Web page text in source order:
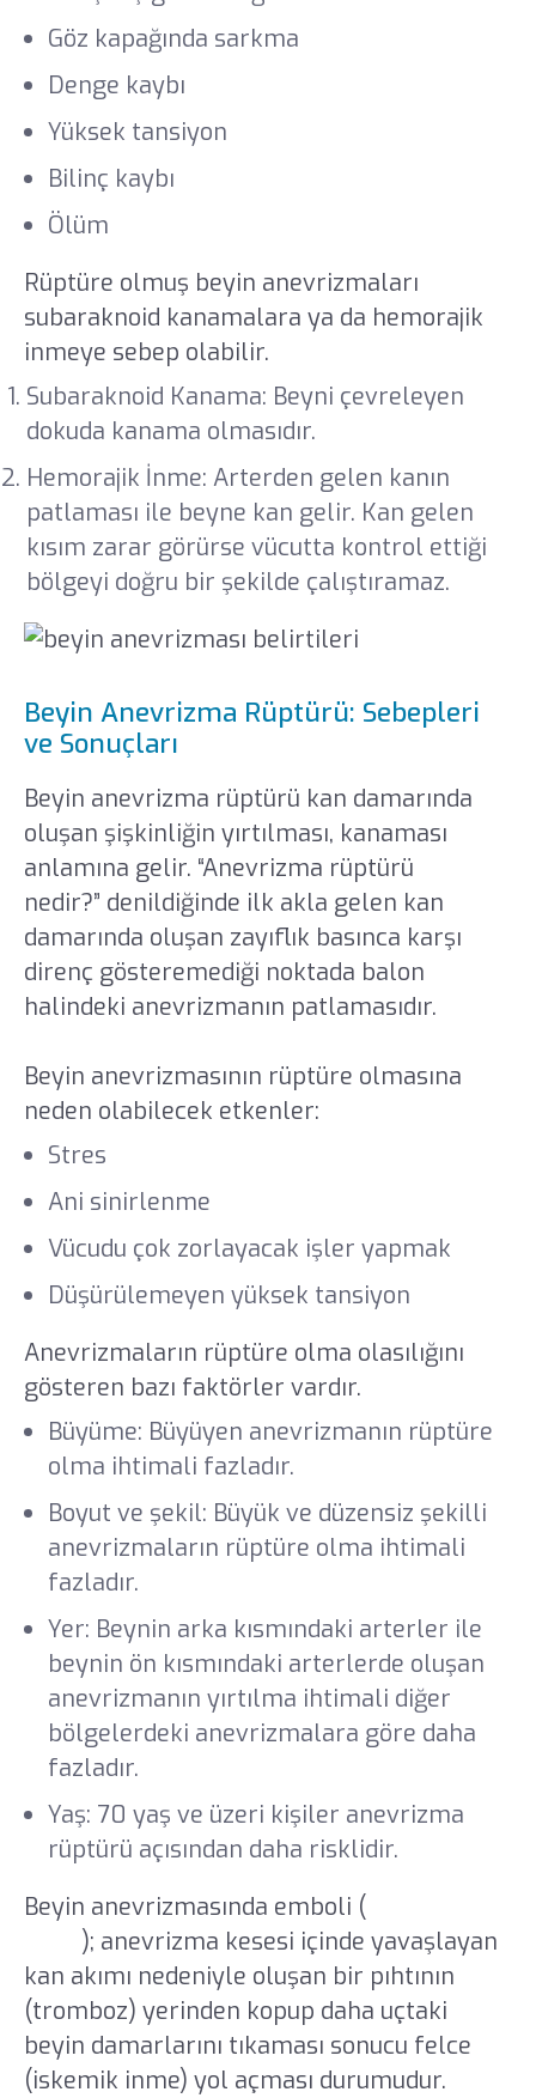
Göz kapağında sarkma
Denge kaybı
Yüksek tansiyon
Bilinç kaybı
Ölüm
Rüptüre olmuş beyin anevrizmaları
subaraknoid kanamalara ya da hemorajik
inmeye sebep olabilir.
Subaraknoid Kanama: Beyni çevreleyen
dokuda kanama olmasıdır.
Hemorajik İnme: Arterden gelen kanın
patlaması ile beyne kan gelir. Kan gelen
kısım zarar görürse vücutta kontrol ettiği
bölgeyi doğru bir şekilde çalıştıramaz.
Beyin Anevrizma Rüptürü: Sebepleri
ve Sonuçları
Beyin anevrizma rüptürü kan damarında
oluşan şişkinliğin yırtılması, kanaması
anlamına gelir. “Anevrizma rüptürü
nedir?” denildiğinde ilk akla gelen kan
damarında oluşan zayıflık basınca karşı
direnç gösteremediği noktada balon
halindeki anevrizmanın patlamasıdır.
Beyin anevrizmasının rüptüre olmasına
neden olabilecek etkenler:
Stres
Ani sinirlenme
Vücudu çok zorlayacak işler yapmak
Düşürülemeyen yüksek tansiyon
Anevrizmaların rüptüre olma olasılığını
gösteren bazı faktörler vardır.
Büyüme: Büyüyen anevrizmanın rüptüre
olma ihtimali fazladır.
Boyut ve şekil: Büyük ve düzensiz şekilli
anevrizmaların rüptüre olma ihtimali
fazladır.
Yer: Beynin arka kısmındaki arterler ile
beynin ön kısmındaki arterlerde oluşan
anevrizmanın yırtılma ihtimali diğer
bölgelerdeki anevrizmalara göre daha
fazladır.
Yaş: 70 yaş ve üzeri kişiler anevrizma
rüptürü açısından daha risklidir.
Beyin anevrizmasında emboli (
); anevrizma kesesi içinde yavaşlayan
kan akımı nedeniyle oluşan bir pıhtının
(tromboz) yerinden kopup daha uçtaki
beyin damarlarını tıkaması sonucu felce
(iskemik inme) yol açması durumudur.